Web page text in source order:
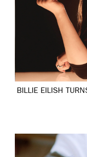
BILLIE EILISH